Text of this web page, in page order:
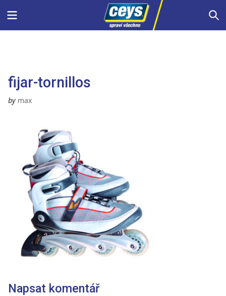
Menu
fijar-tornillos
by max
Napsat komentář